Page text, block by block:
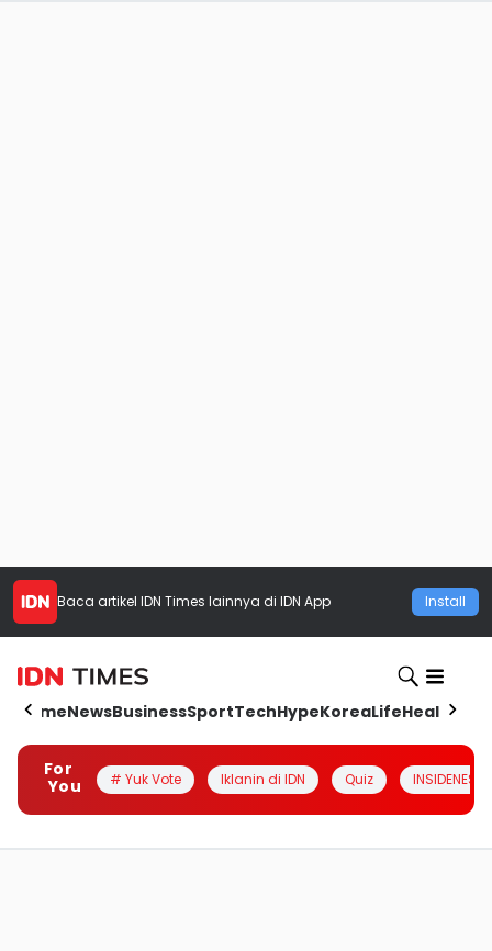
Baca artikel IDN Times lainnya di IDN App Install
HomeNewsBusinessSportTechHypeKoreaLifeHealth
For
You
# Yuk Vote Iklanin di IDN Quiz INSIDENESIA